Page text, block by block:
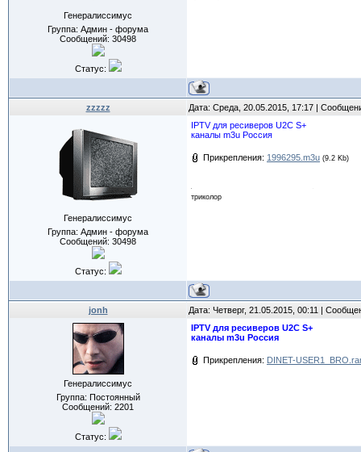
Генералиссимус
Группа: Админ - форума
Сообщений: 30498
Статус:
zzzzz Дата: Среда, 20.05.2015, 17:17 |
Генералиссимус
Группа: Админ - форума
Сообщений: 30498
Статус:
IPTV для ресиверов U2C S+
каналы m3u Россия
Прикрепления: 1996295.m3u (9.2 Kb)
триколор
jonh Дата: Четверг, 21.05.2015, 00:11 |
Генералиссимус
Группа: Постоянный
Сообщений: 2201
Статус:
IPTV для ресиверов U2C S+
каналы m3u Россия
Прикрепления: DINET-